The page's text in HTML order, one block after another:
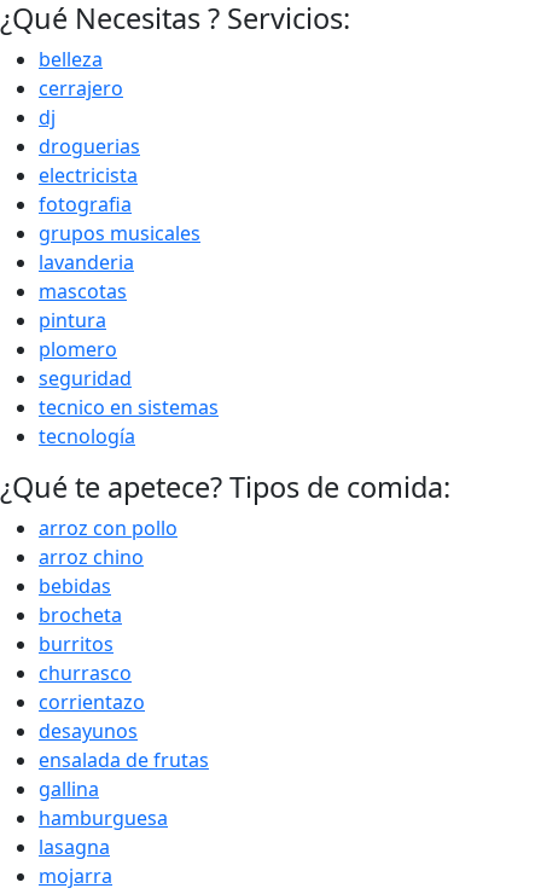
¿Qué Necesitas ? Servicios:
belleza
cerrajero
dj
droguerias
electricista
fotografia
grupos musicales
lavanderia
mascotas
pintura
plomero
seguridad
tecnico en sistemas
tecnología
¿Qué te apetece? Tipos de comida:
arroz con pollo
arroz chino
bebidas
brocheta
burritos
churrasco
corrientazo
desayunos
ensalada de frutas
gallina
hamburguesa
lasagna
mojarra